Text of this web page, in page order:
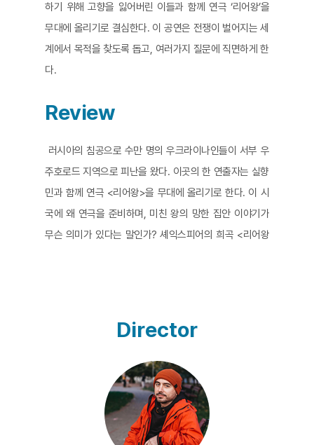
하기 위해 고향을 잃어버린 이들과 함께 연극 ‘리어왕’을
무대에 올리기로 결심한다. 이 공연은 전쟁이 벌어지는 세
계에서 목적을 찾도록 돕고, 여러가지 질문에 직면하게 한
다.
Review
러시아의 침공으로 수만 명의 우크라이나인들이 서부 우
주호로드 지역으로 피난을 왔다. 이곳의 한 연출자는 실향
민과 함께 연극 <리어왕>을 무대에 올리기로 한다. 이 시
국에 왜 연극을 준비하며, 미친 왕의 망한 집안 이야기가
무슨 의미가 있다는 말인가? 셰익스피어의 희곡 <리어왕
에 따르면 리어왕과 실향민들 모두 가진 것 전부를 잃고 고
향 밖으로 내쫓겼고, 삶을 이어가기 위한 사랑을 다시 찾아
야 하는 존재들이다. <리어왕>에서는 결국 진실한 사랑을
아는 유일한 존재인 막내딸 코델리아가 죽고 리어왕 역시
비통하게 숨을 거둔다. 그러나 모든 것을 잃은 뒤에도 주어
진 시간을 감사하며 자기 일과 역할을 찾는 실향민들의 이
Director